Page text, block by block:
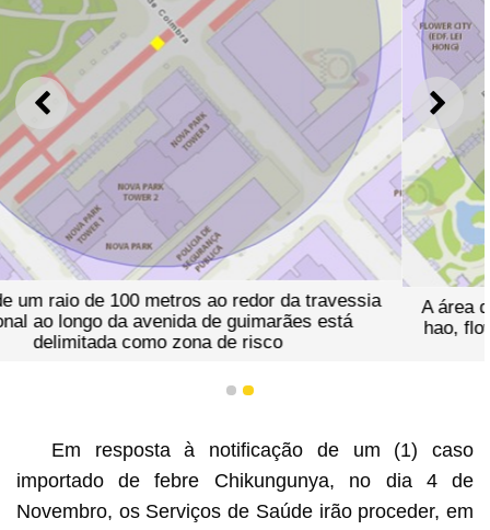
ANTERIOR
A área de um raio de 100 metros ao redor do
hao, flower city, situado na rua de coimbra n.º 60,
está delimitada como zona de risco
1 2
Em resposta à notificação de um (1) caso
importado de febre Chikungunya, no dia 4 de
Novembro, os Serviços de Saúde irão proceder, em